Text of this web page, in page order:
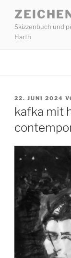
Inhalt
springen
Skizzenbuch und
Harth
AM
22. JUNI 2024
kafka mit